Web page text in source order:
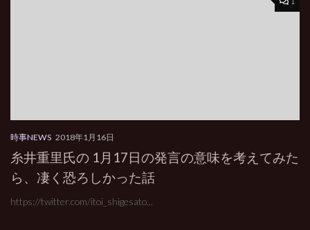
時事NEWS 2018年1月16日
糸井重里氏の 1月17日の発言の意味を考えてみた
ら、凄く恐ろしかった話
https://twitter.com/itoi_shigesato...